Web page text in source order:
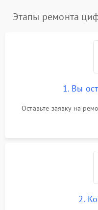
Этапы ремонта
1. Вы
Оставьте заявку на
2.